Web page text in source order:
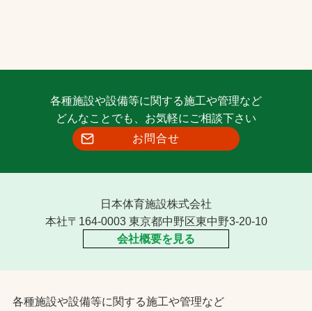
各種施設や設備等に関する施工や管理など
どんなことでも、お気軽にご相談下さい
お問合せ
日本体育施設株式会社
本社〒164-0003 東京都中野区東中野3-20-10
会社概要を見る
各種施設や設備等に関する施工や管理など